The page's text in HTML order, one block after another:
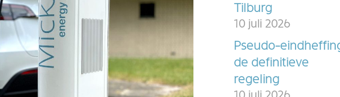
Tilburg
10 juli 2026
Pseudo-
de definitieve
regeling